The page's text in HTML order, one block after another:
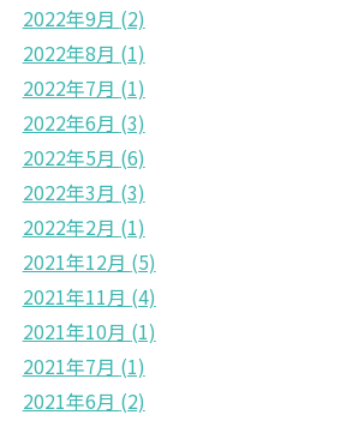
2022年9月 (2)
2022年8月 (1)
2022年7月 (1)
2022年6月 (3)
2022年5月 (6)
2022年3月 (3)
2022年2月 (1)
2021年12月 (5)
2021年11月 (4)
2021年10月 (1)
2021年7月 (1)
2021年6月 (2)